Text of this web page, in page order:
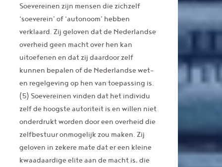
Soevereinen zijn mensen die zichzelf
‘soeverein’ of ‘autonoom’ hebben
verklaard. Zij geloven dat de Nederlandse
overheid geen macht over hen kan
uitoefenen en dat zij daardoor zelf
kunnen bepalen of de Nederlandse wet-
en regelgeving op hen van toepassing is.
(5) Soevereinen vinden dat het individu
zelf de hoogste autoriteit is en willen niet
onderdrukt worden door een overheid die
zelfbestuur onmogelijk zou maken. Zij
geloven in zekere mate dat er een kleine
kwaadaardige elite aan de macht is, die